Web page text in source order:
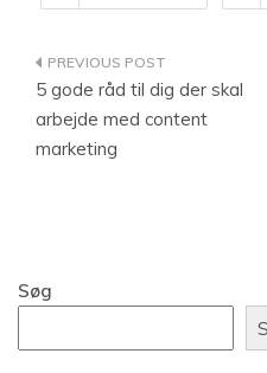
5 gode råd til dig der skal
arbejde med content
marketing
Søg